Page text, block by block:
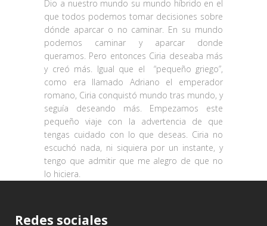
Dio a nuestro mundo su mundo híbrido en el
que todos podemos tomar decisiones sobre
dónde aparcar o no caminar. En su mundo
podemos caminar y aparcar donde
queramos. Pero entonces Ciria deseaba más
y creó más. Igual que el
“pequeño griego”,
como era llamado Adriano el emperador
romano, Ciria conquistó mundo tras mundo, y
seguía deseando más. Empezamos este
pequeño viaje con la advertencia de que
tengas cuidado con lo que deseas. Ciria no
escuchó nada, ni siquiera por un instante, y
tengo que admitir que me alegro de que no
lo hiciera.
Redes sociales